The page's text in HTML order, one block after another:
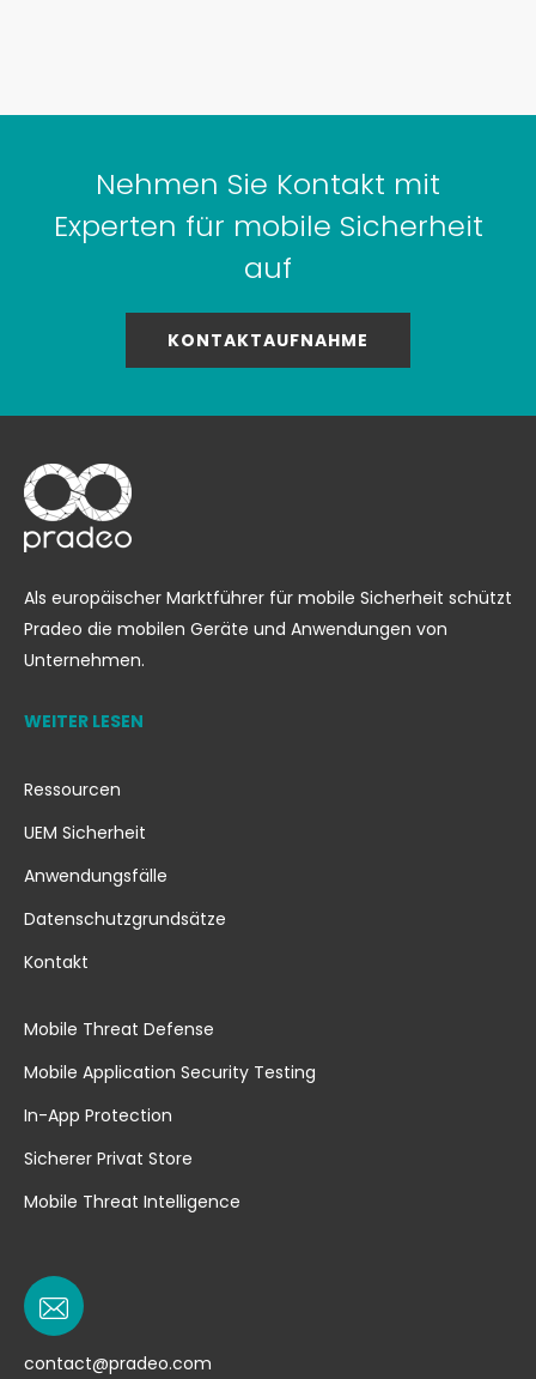
Nehmen Sie Kontakt mit
Experten für mobile Sicherheit
auf
KONTAKTAUFNAHME
Als europäischer Marktführer für mobile Sicherheit schützt
Pradeo die mobilen Geräte und Anwendungen von
Unternehmen.
WEITER LESEN
Ressourcen
UEM Sicherheit
Anwendungsfälle
Datenschutzgrundsätze
Kontakt
Mobile Threat Defense
Mobile Application Security Testing
In-App Protection
Sicherer Privat Store
Mobile Threat Intelligence
contact@pradeo.com